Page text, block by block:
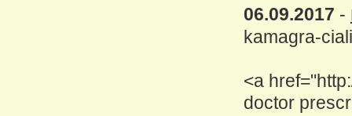
06.09.2017 -
kamagra-
<a
doctor